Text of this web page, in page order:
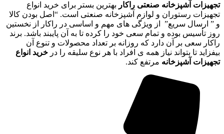
تجهیزات آشپزخانه صنعتی راکار بهترین بستر برای خرید انواع
تجهیزات رستوران و لوازم آشپزخانه صنعتی است. “اصل بودن کالا
و ” ارسال سریع” از ویژگی های مهم و اساسی در راکار از نخستین
روز تأسیس بوده و تمام سعی خود را کرده تا به آن پایبند باشد. برند
راکار سعی بر آن دارد که روزانه بر تعداد محصولات و تنوع آن
بیفزاید تا بتواند نیاز همه ی افراد با هر نوع سلیقه را در خرید انواع
تجهیزات آشپزخانه مرتفع کند.